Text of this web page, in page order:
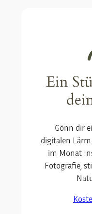
Ein
Gönn dir
digitalen
im Monat
Fotografie,